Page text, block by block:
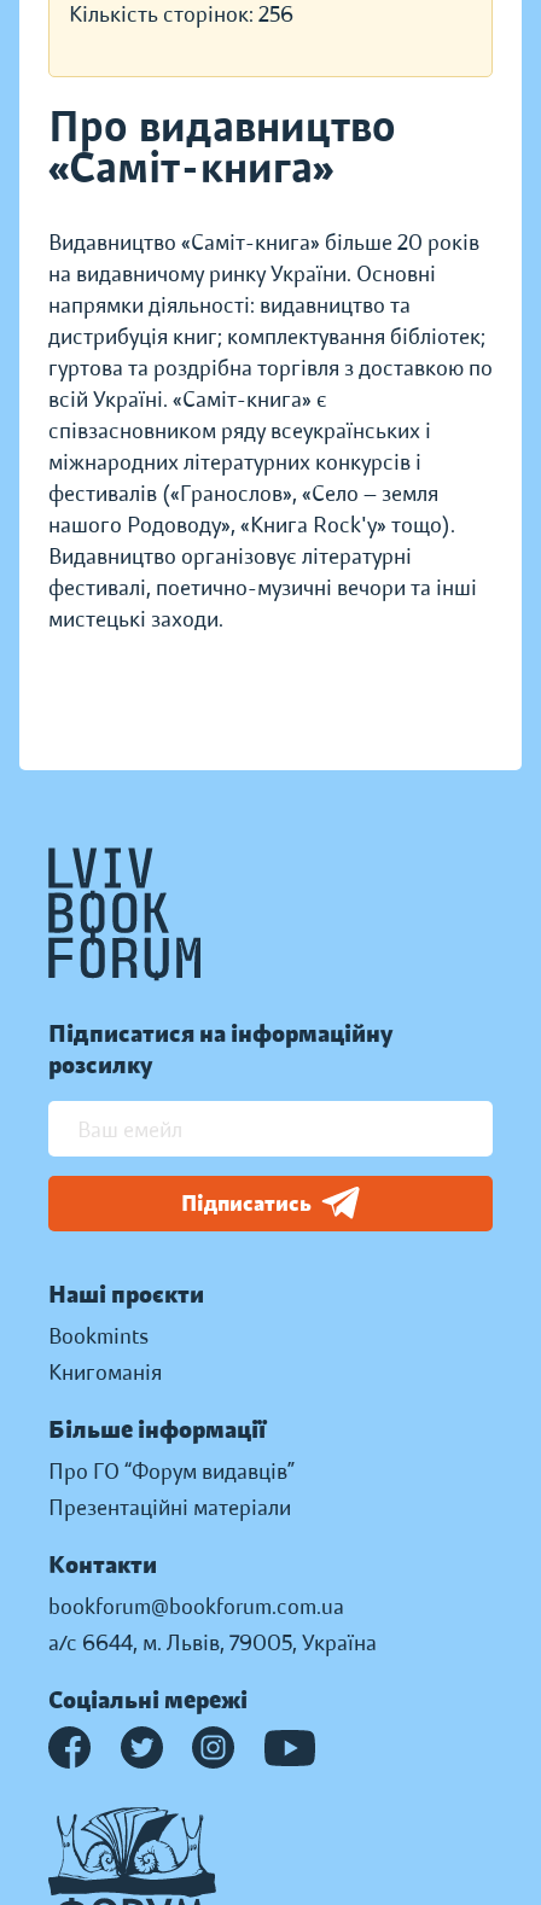
Кількість сторінок: 256
Про видавництво
«Саміт-книга»
Видавництво «Саміт-книга» більше 20 років
на видавничому ринку України. Основні
напрямки діяльності: видавництво та
дистрибуція книг; комплектування бібліотек;
гуртова та роздрібна торгівля з доставкою по
всій Україні. «Саміт-книга» є
співзасновником ряду всеукраїнських і
міжнародних літературних конкурсів і
фестивалів («Гранослов», «Село — земля
нашого Родоводу», «Книга Rock'у» тощо).
Видавництво організовує літературні
фестивалі, поетично-музичні вечори та інші
мистецькі заходи.
Підписатися на інформаційну
розсилку
Підписатись
Наші проєкти
Bookmints
Книгоманія
Більше інформації
Про ГО “Форум видавців”
Презентаційні матеріали
Контакти
bookforum@bookforum.com.ua
а/с 6644, м. Львів, 79005, Україна
Соціальні мережі